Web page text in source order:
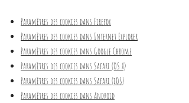
Paramètres des cookies dans Firefox
Paramètres des cookies dans Internet Explorer
Paramètres des cookies dans Google Chrome
Paramètres des cookies dans Safari (OS X)
Paramètres des cookies dans Safari (iOS)
Paramètres des cookies dans Android